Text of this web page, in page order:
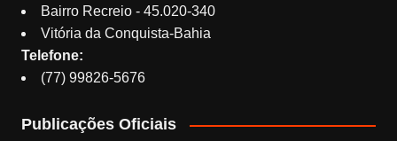
Bairro Recreio - 45.020-340
Vitória da Conquista-Bahia
Telefone:
(77) 99826-5676
Publicações Oficiais